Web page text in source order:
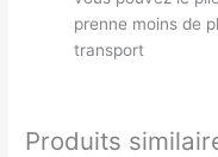
prenne moins de
transport
Produits